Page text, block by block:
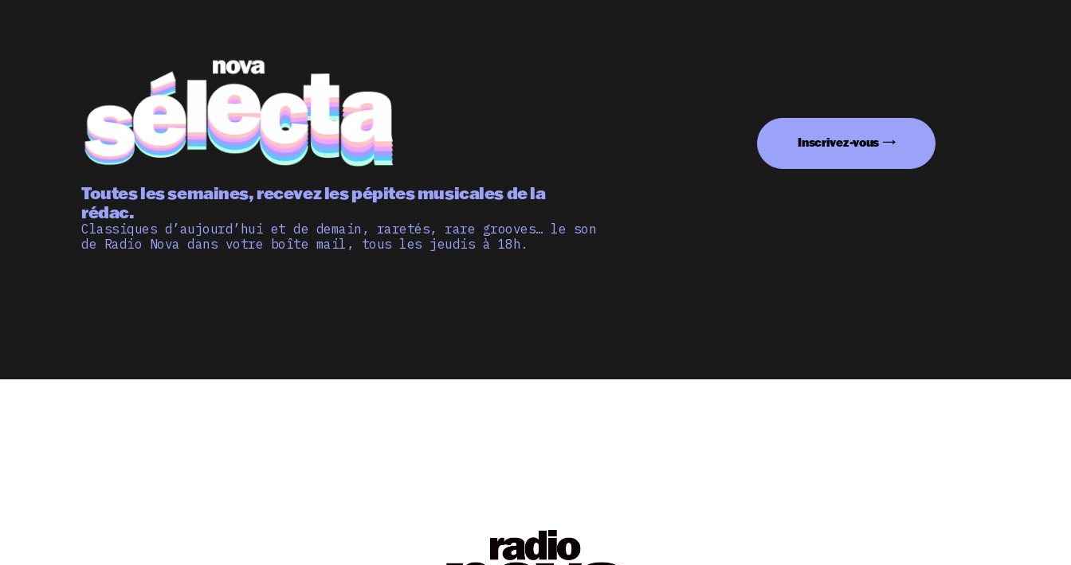
Toutes les semaines, recevez les pépites musicales de la
rédac.
Classiques d’aujourd’hui et de demain, raretés, rare grooves… le son
de Radio Nova dans votre boîte mail, tous les jeudis à 18h.
Inscrivez-vous